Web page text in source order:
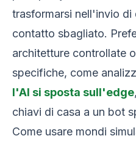
trasformarsi nell'invio di
contatto sbagliato.
architetture controllate
specifiche, come
l'AI si sposta sull'edge
chiavi di casa a un bot
Come usare mondi